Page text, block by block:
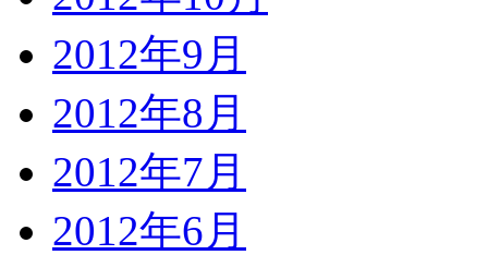
2012年9月
2012年8月
2012年7月
2012年6月